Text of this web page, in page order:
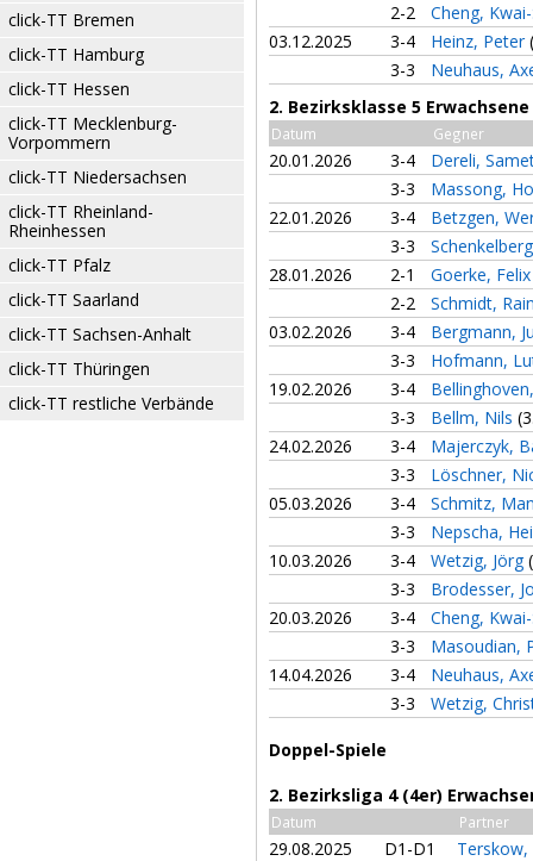
click-TT Bremen
click-TT Hamburg
click-TT Hessen
click-TT Mecklenburg-
Vorpommern
click-TT Niedersachsen
click-TT Rheinland-
Rheinhessen
click-TT Pfalz
click-TT Saarland
click-TT Sachsen-Anhalt
click-TT Thüringen
click-TT restliche Verbände
2-2
Cheng,
03.12.2025
3-4 Heinz, Peter
3-3
Neuhaus,
2. Bezirksklasse 5
Datum Gegner
20.01.2026 3-4
Dereli,
3-3
Massong,
22.01.2026
3-4
Betzgen,
3-3
28.01.2026
2-1
Goerke,
2-2
Schmidt,
03.02.2026
3-4
Bergmann,
3-3
Hofmann,
19.02.2026
3-4
3-3
Bellm, Nils
24.02.2026
3-4
Majerczyk,
3-3
Löschner,
05.03.2026
3-4
Schmitz,
3-3
Nepscha,
10.03.2026
3-4 Wetzig, Jörg
3-3
Brodesser,
20.03.2026
3-4
Cheng,
3-3
Masoudian,
14.04.2026
3-4
Neuhaus,
3-3
Wetzig,
Doppel-Spiele
2. Bezirksliga 4 (4er)
Datum Partner
29.08.2025 D1-D1